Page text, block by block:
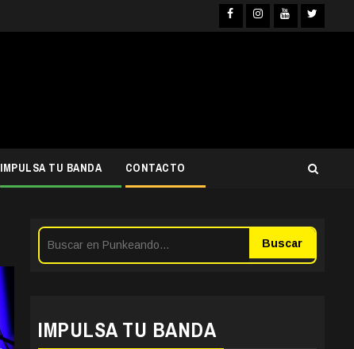
Facebook
Instagram
IMPULSA TU BANDA CONTACTO
Buscar
IMPULSA TU BANDA